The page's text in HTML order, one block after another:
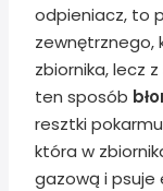
odpieniacz, to
zewnętrznego,
zbiornika, lecz
ten sposób
resztki
która w
gazową i psuje